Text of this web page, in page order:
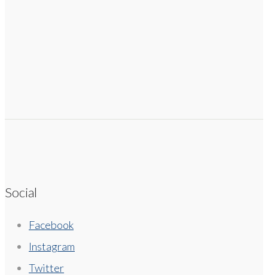
Social
Facebook
Instagram
Twitter